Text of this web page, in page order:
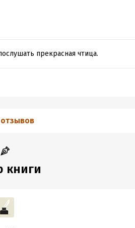
прекрасная чтица.
книги